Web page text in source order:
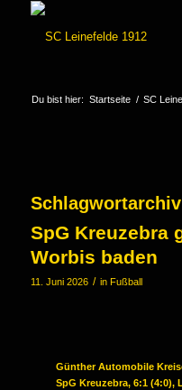
Du bist hier: Startseite / SC
SpG Kreuzebra
Worbis baden
11. Juni 2026 / in Fußball
Günther Automobile
SpG Kreuzebra, 6:1 (4:0),